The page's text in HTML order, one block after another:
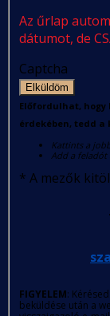
Az űrlap
dátumot, de
Captcha
Elküldöm
Előfordulhat, hogy
érdekében, tedd a
Kattints a
Add a feladót
* A mezők
FIGYELEM:
beküldése után a